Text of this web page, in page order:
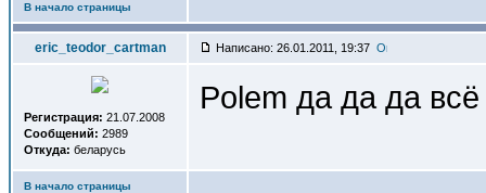
В начало страницы
eric_teodor_cartman Написано: 26.01.2011, 19:37
Регистрация: 21.07.2008
Сообщений: 2989
Откуда: беларусь
Polem да да да
В начало страницы